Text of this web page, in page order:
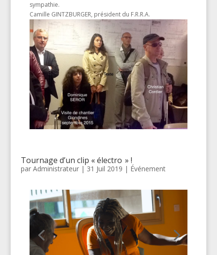
sympathie.
Camille GINTZBURGER, président du F.R.R.A.
Tournage d’un clip « électro » !
par Administrateur| 31 Juil 2019 | Événement